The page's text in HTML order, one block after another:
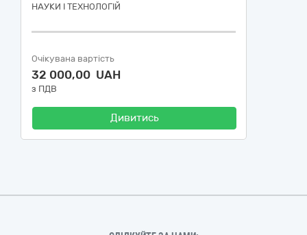
НАУКИ І ТЕХНОЛОГІЙ
Очікувана вартість
32 000,00 UAH
з ПДВ
Дивитись